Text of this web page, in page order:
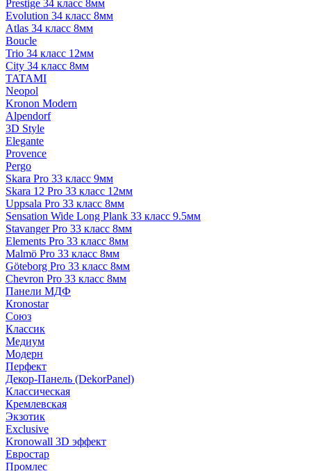
Prestige 34 класс 8мм
Evolution 34 класс 8мм
Atlas 34 класс 8мм
Boucle
Trio 34 класс 12мм
City 34 класс 8мм
TATAMI
Neopol
Kronon Modern
Alpendorf
3D Style
Elegante
Provence
Pergo
Skara Pro 33 класс 9мм
Skara 12 Pro 33 класс 12мм
Uppsala Pro 33 класс 8мм
Sensation Wide Long Plank 33 класс 9.5мм
Stavanger Pro 33 класс 8мм
Elements Pro 33 класс 8мм
Malmö Pro 33 класс 8мм
Göteborg Pro 33 класс 8мм
Chevron Pro 33 класс 8мм
Панели МДФ
Кronostar
Союз
Классик
Медиум
Модерн
Перфект
Декор-Панель (DekorPanel)
Классическая
Кремлевская
Экзотик
Exclusive
Kronowall 3D эффект
Евростар
Промлес